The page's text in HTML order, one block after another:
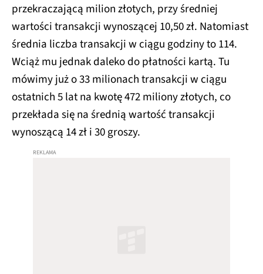
przekraczającą milion złotych, przy średniej
wartości transakcji wynoszącej 10,50 zł. Natomiast
średnia liczba transakcji w ciągu godziny to 114.
Wciąż mu jednak daleko do płatności kartą. Tu
mówimy już o 33 milionach transakcji w ciągu
ostatnich 5 lat na kwotę 472 miliony złotych, co
przekłada się na średnią wartość transakcji
wynoszącą 14 zł i 30 groszy.